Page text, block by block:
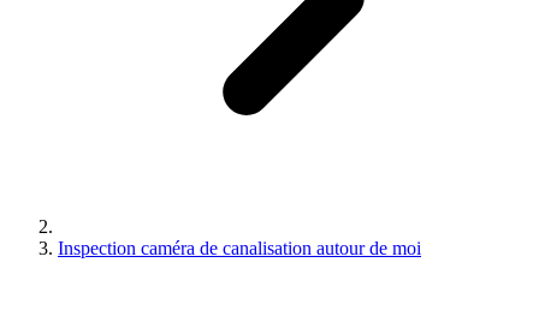
Inspection caméra de canalisation autour de moi